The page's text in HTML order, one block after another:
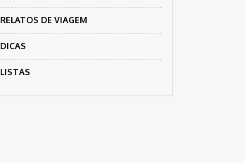
RELATOS DE VIAGEM
DICAS
LISTAS